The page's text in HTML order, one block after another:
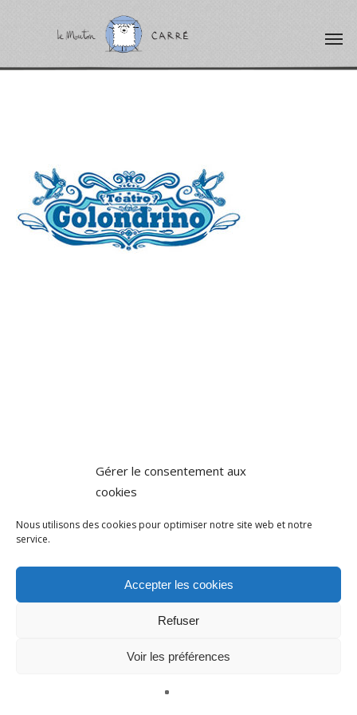
Gérer le consentement aux
cookies
Nous utilisons des cookies pour optimiser notre site web et notre
service.
Accepter les cookies
Refuser
Voir les préférences